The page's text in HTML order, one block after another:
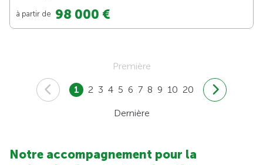
à partir de 98 000 €
Première
1 2 3 4 5 6 7 8 9 10 20
Dernière
Notre accompagnement pour la